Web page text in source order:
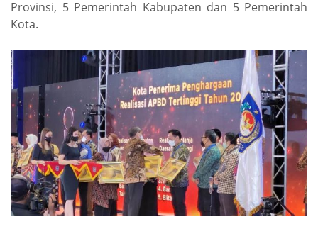
Provinsi, 5 Pemerintah Kabupaten dan 5 Pemerintah
Kota.